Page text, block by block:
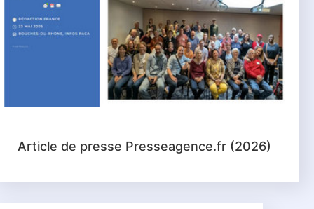
Article de presse Presseagence.fr (2026)